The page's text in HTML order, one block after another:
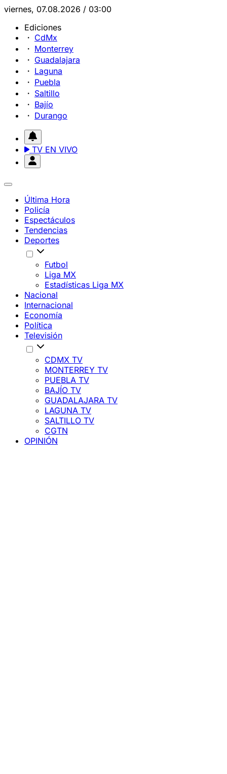
viernes, 07.08.2026 / 03:00
Ediciones
CdMx
Monterrey
Guadalajara
Laguna
Puebla
Saltillo
Bajío
Durango
TV EN VIVO
Última Hora
Policía
Espectáculos
Tendencias
Deportes
Futbol
Liga MX
Estadísticas Liga MX
Nacional
Internacional
Economía
Política
Televisión
CDMX TV
MONTERREY TV
PUEBLA TV
BAJÍO TV
GUADALAJARA TV
LAGUNA TV
SALTILLO TV
CGTN
OPINIÓN